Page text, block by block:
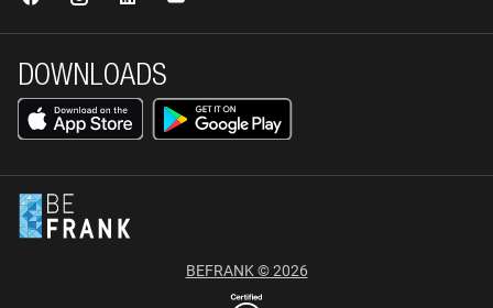
DOWNLOADS
BEFRANK © 2026